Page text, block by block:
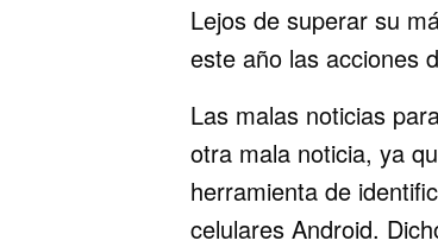
Lejos de superar su
este año las acciones
Las malas noticias
otra mala noticia, ya
herramienta de
celulares Android.